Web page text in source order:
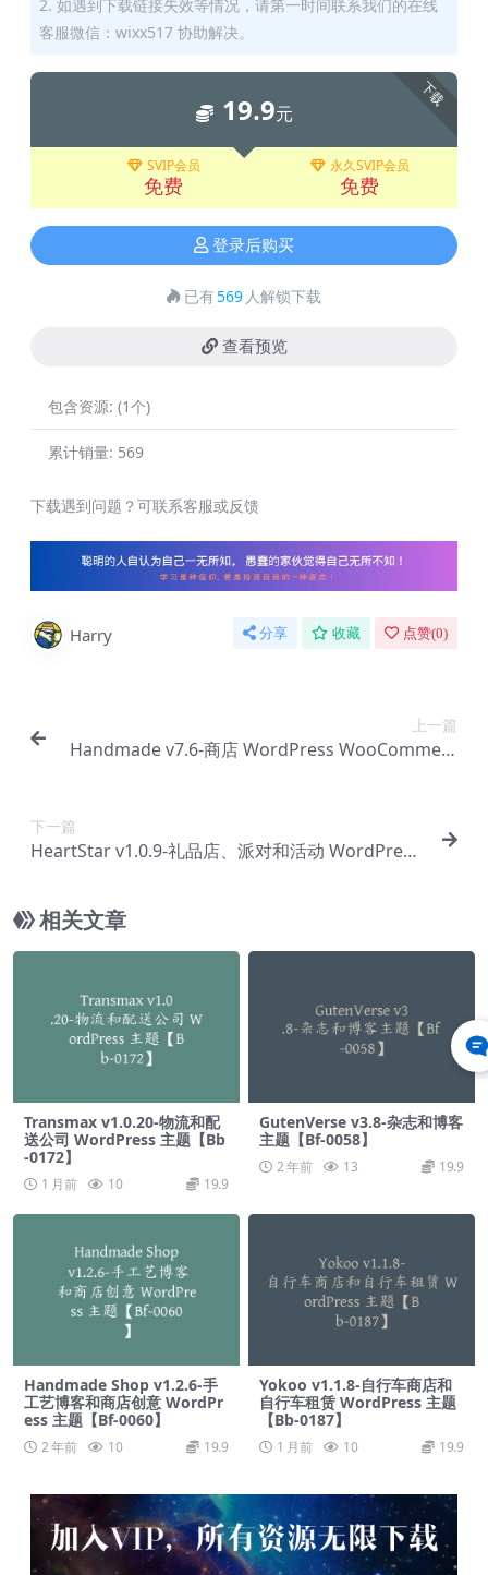
2. 如遇到下载链接失效等情况，请第一时间联系我们的在线
客服微信：wixx517 协助解决。
下载
19.9元
SVIP会员
免费
永久SVIP会员
免费
登录后购买
已有569 人解锁下载
查看预览
包含资源: (1个)
累计销量: 569
下载遇到问题？可联系客服或反馈
Harry 分享 收藏 点赞(0)
上一篇
Handmade v7.6-商店 WordPress WooCommerc
下一篇
HeartStar v1.0.9-礼品店、派对和活动 WordPress
相关文章
Transmax v1.0.20-物流和配
送公司 WordPress 主题【Bb
-0172】
1 月前 10 19.9
GutenVerse v3.8-杂志和博客
主题【Bf-0058】
2 年前 13 19.9
Handmade Shop v1.2.6-手
工艺博客和商店创意 WordPr
ess 主题【Bf-0060】
2 年前 10 19.9
Yokoo v1.1.8-自行车商店和
自行车租赁 WordPress 主题
【Bb-0187】
1 月前 10 19.9